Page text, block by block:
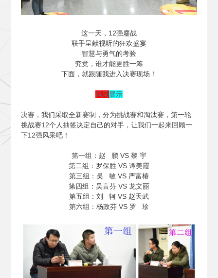
这一天，12强鏖战
联手呈献视听的狂欢盛宴
智慧与勇气的考验
究竟，谁才能更胜一筹
下面，就跟随我进入决赛现场！
风采展示
决赛，我们采取全新赛制，分为挑战赛和淘汰赛，第一轮
挑战赛12个人抽签决定自己的对手，让我们一起来回顾一
下12强风采吧！
第一组：赵 鹏 VS 黎 宇
第二组：罗保胜 VS 谭美霞
第三组：吴 敏 VS 严富椿
第四组：吴言芬 VS 龙文丽
第五组：刘 轲 VS 赵天武
第六组：杨政芬 VS 罗 珍